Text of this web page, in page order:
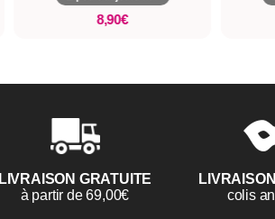
8,90€
LIVRAISON GRATUITE
à partir de 69,00€
colis